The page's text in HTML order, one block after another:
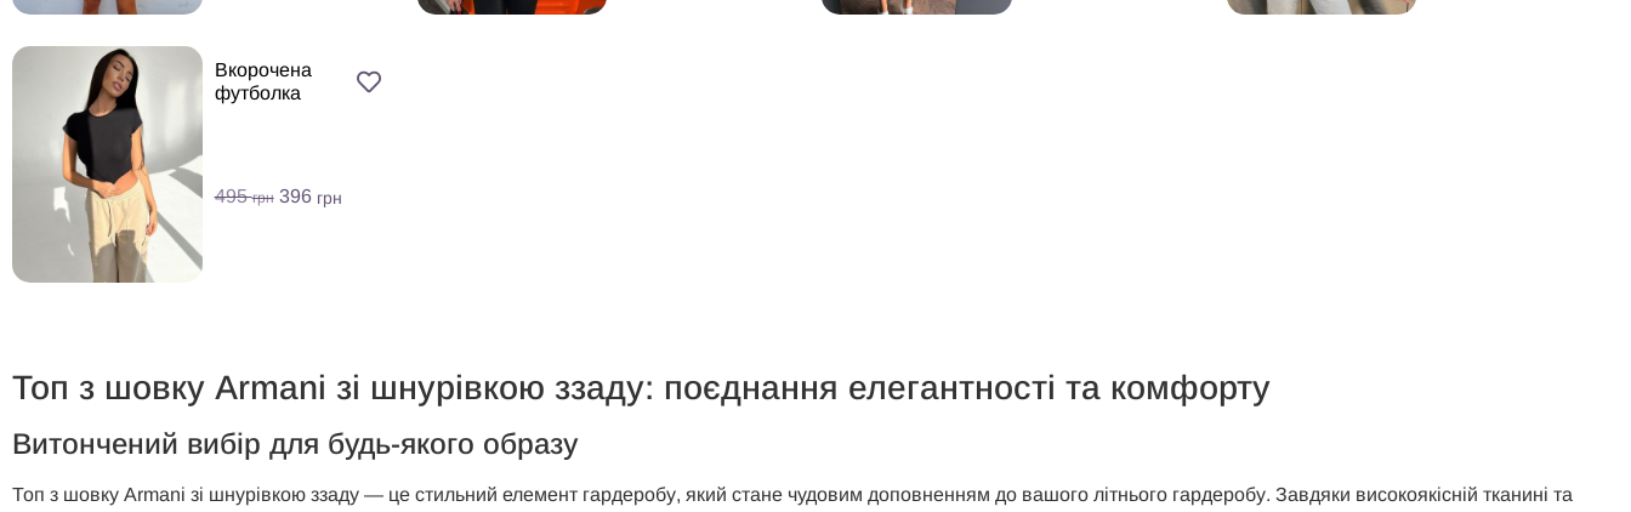
Вкорочена
футболка
495грн 396 грн
Топ з шовку Armani зі шнурівкою ззаду: поєднання елегантності та комфорту
Витончений вибір для будь-якого образу
Топ з шовку Armani зі шнурівкою ззаду — це стильний елемент гардеробу, який стане чудовим доповненням до вашого літнього гардеробу. Завдяки високоякісній тканині та